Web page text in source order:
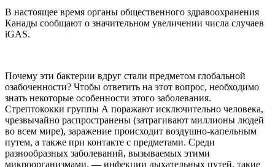
В настоящее время органы общественного здравоохранения
Канады сообщают о значительном увеличении числа случаев
iGAS.
Почему эти бактерии вдруг стали предметом глобальной
озабоченности? Чтобы ответить на этот вопрос, необходимо
знать некоторые особенности этого заболевания.
Стрептококки группы А поражают исключительно человека,
чрезвычайно распространены (затрагивают миллионы людей
во всем мире), заражение происходит воздушно-капельным
путем, а также при контакте с предметами. Среди
разнообразных заболеваний, вызываемых этими
микроорганизмами, — инфекции дыхательных путей, такие